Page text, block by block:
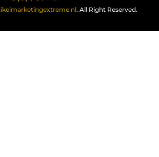
. All Right Reserved.